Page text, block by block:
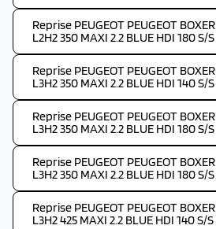
Reprise PEUGEOT PEUGEOT
L2H2 350 MAXI 2.2 BLUE HDI 180 S/
Reprise PEUGEOT PEUGEOT
L3H2 350 MAXI 2.2 BLUE HDI 140 S/
Reprise PEUGEOT PEUGEOT
L3H2 350 MAXI 2.2 BLUE HDI 180 S/
Reprise PEUGEOT PEUGEOT
L3H2 350 MAXI 2.2 BLUE HDI 180 S/
Reprise PEUGEOT PEUGEOT
L3H2 425 MAXI 2.2 BLUE HDI 140 S/